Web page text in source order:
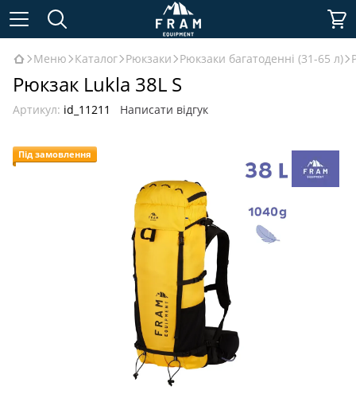
Меню Каталог Рюкзаки Рюкзаки багатоденні (31-65 л)
Рюкзак Lukla 38L S
Артикул: id_11211 Написати відгук
Під замовлення